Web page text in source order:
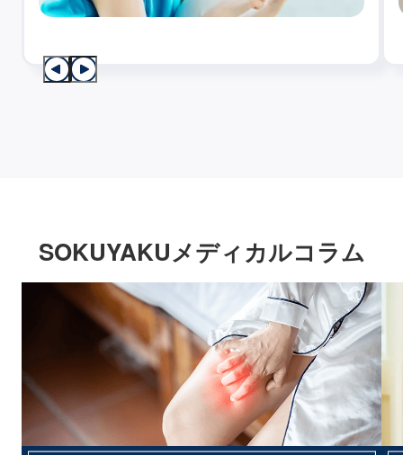
SOKUYAKUメディカルコラム